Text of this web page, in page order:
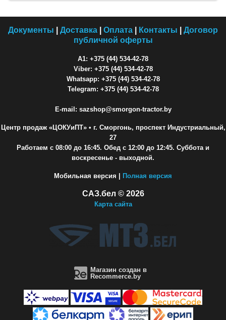
Документы Доставка Оплата Контакты
Договор
публичной оферты
A1: +375 (44) 534-42-78
Viber: +375 (44) 534-42-78
Whatsapp: +375 (44) 534-42-78
Telegram: +375 (44) 534-42-78
E-mail: sazshop@smorgon-tractor.by
Центр продаж «ЦОКУиПТ»• г. Сморгонь, проспект Индустриальный,
27
Работаем с 08:00 до 16:45. Обед с 12:00 до 12:45. Суббота и
воскресенье - выходной.
Мобильная версия | Полная версия
САЗ.бел © 2026
Карта сайта
Магазин создан в
Recommerce.by